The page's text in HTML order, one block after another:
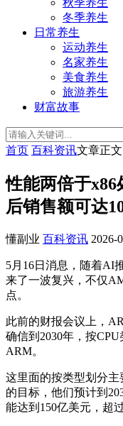
秋季养生
冬季养生
日常养生
运动养生
名家养生
美食养生
旅游养生
财富故事
首页 百科资讯文章正文
性能两倍于
后销售额可达
懂副业 百科资讯 2026-
5月16日消息，随着AI
来了一波复兴，不仅
点。
此前的财报会议上，
确信到2030年，按
ARM。
这里面的按类型划分
的目标，他们预计到
能达到150亿美元，超